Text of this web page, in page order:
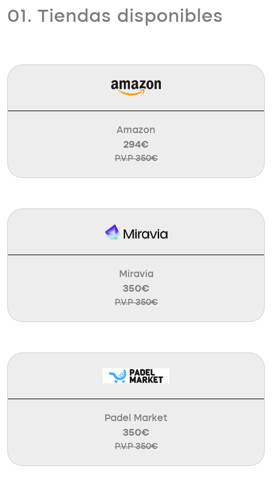
01. Tiendas disponibles
Amazon
294€
P.V.P 350€
Miravia
350€
P.V.P 350€
Padel Market
350€
P.V.P 350€